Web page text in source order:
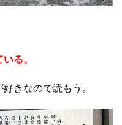
る。
きなので読もう。